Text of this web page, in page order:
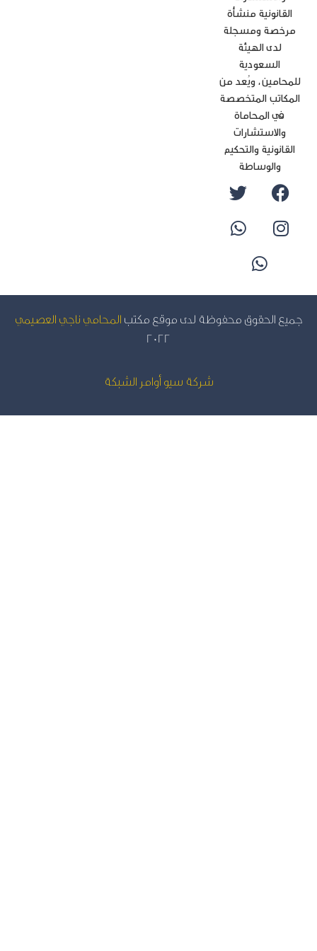
القانونية منشأة
ومسجلة
لدى الهيئة
السعودية
ويُعد من
المتخصصة
في المحاماة
والاستشارات
والتحكيم
والوساطة
الحقوق محفوظة لدى موقع مكتبالمحامي ناجي العصيمي
شركة سيو أوامر الشبكة